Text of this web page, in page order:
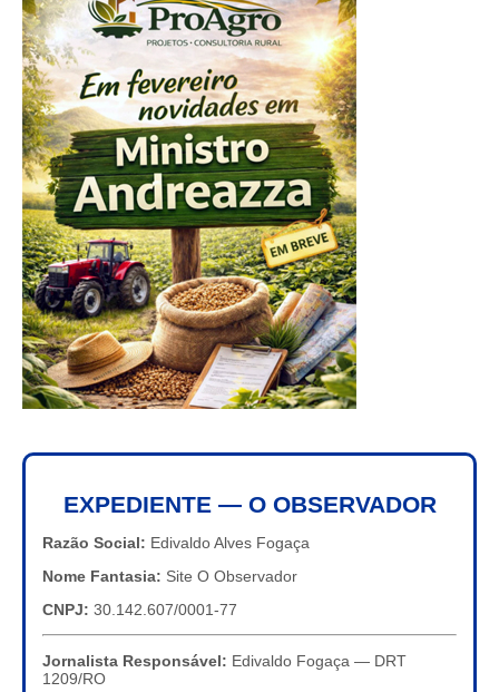
EXPEDIENTE — O OBSERVADOR
Razão Social: Edivaldo Alves Fogaça
Nome Fantasia: Site O Observador
CNPJ: 30.142.607/0001-77
Jornalista Responsável: Edivaldo Fogaça — DRT
1209/RO